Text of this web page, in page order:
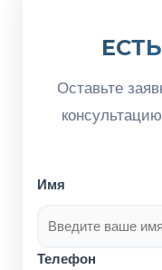
Оставьте
Имя
Телефон